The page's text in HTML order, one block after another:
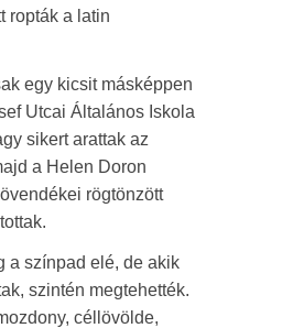
ropták a latin
egy kicsit másképpen
Utcai Általános Iskola
sikert arattak az
a Helen Doron
rögtönzött
a színpad elé, de akik
szintén megtehették.
céllövölde,